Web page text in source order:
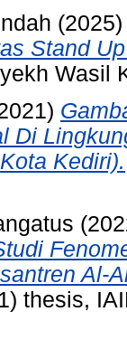
Stand
Wasil
Di
Kediri).
Al-
thesis,